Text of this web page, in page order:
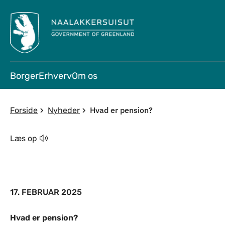
BorgerErhvervOm os
Forside Nyheder Hvad er pension?
Læs op
17. FEBRUAR 2025
Hvad er pension?